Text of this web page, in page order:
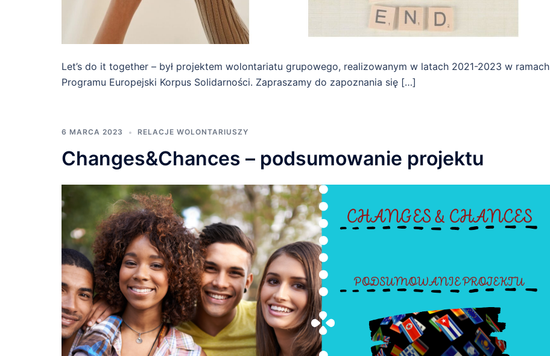
Let’s do it together – był projektem wolontariatu grupowego, realizowanym w latach 2021-2023 w ramach
Programu Europejski Korpus Solidarności. Zapraszamy do zapoznania się […]
6 MARCA 2023 RELACJE WOLONTARIUSZY
Changes&Chances – podsumowanie projektu